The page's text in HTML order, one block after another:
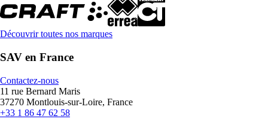
Découvrir toutes nos marques
SAV en France
Contactez-nous
11 rue Bernard Maris
37270 Montlouis-sur-Loire, France
+33 1 86 47 62 58